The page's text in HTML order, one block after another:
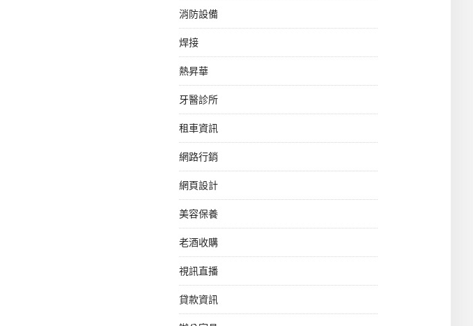
消防設備
焊接
熱昇華
牙醫診所
租車資訊
網路行銷
網頁設計
美容保養
老酒收購
視訊直播
貸款資訊